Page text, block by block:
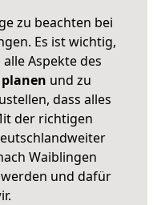
zu beachten bei
Es ist wichtig,
Aspekte des
planen und zu
dass alles
der richtigen
Waiblingen
und dafür